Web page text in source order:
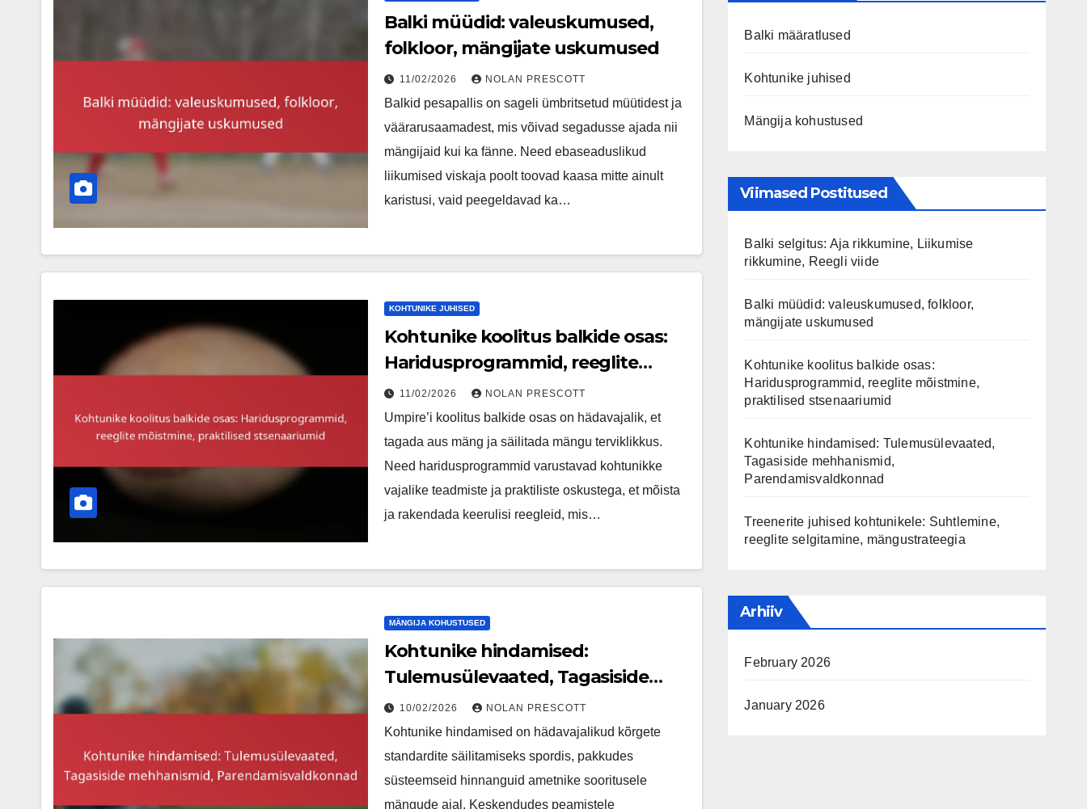
Balki müüdid: valeuskumused,
folkloor, mängijate uskumused
11/02/2026 NOLAN PRESCOTT
Balkid pesapallis on sageli ümbritsetud müütidest ja
väärarusaamadest, mis võivad segadusse ajada nii
mängijaid kui ka fänne. Need ebaseaduslikud
liikumised viskaja poolt toovad kaasa mitte ainult
karistusi, vaid peegeldavad ka…
KOHTUNIKE JUHISED
Kohtunike koolitus balkide osas:
Haridusprogrammid, reeglite
mõistmine, praktilised
stsenaariumid
11/02/2026 NOLAN PRESCOTT
Umpire’i koolitus balkide osas on hädavajalik, et
tagada aus mäng ja säilitada mängu terviklikkus.
Need haridusprogrammid varustavad kohtunikke
vajalike teadmiste ja praktiliste oskustega, et mõista
ja rakendada keerulisi reegleid, mis…
MÄNGIJA KOHUSTUSED
Kohtunike hindamised:
Tulemusülevaated, Tagasiside
mehhanismid,
Parendamisvaldkonnad
10/02/2026 NOLAN PRESCOTT
Kohtunike hindamised on hädavajalikud kõrgete
standardite säilitamiseks spordis, pakkudes
süsteemseid hinnanguid ametnike sooritusele
mängude ajal. Keskendudes peamistele
Balki määratlused
Kohtunike juhised
Mängija kohustused
Viimased Postitused
Balki selgitus: Aja rikkumine, Liikumise
rikkumine, Reegli viide
Balki müüdid: valeuskumused, folkloor,
mängijate uskumused
Kohtunike koolitus balkide osas:
Haridusprogrammid, reeglite mõistmine,
praktilised stsenaariumid
Kohtunike hindamised: Tulemusülevaated,
Tagasiside mehhanismid,
Parendamisvaldkonnad
Treenerite juhised kohtunikele: Suhtlemine,
reeglite selgitamine, mängustrateegia
Arhiiv
February 2026
January 2026